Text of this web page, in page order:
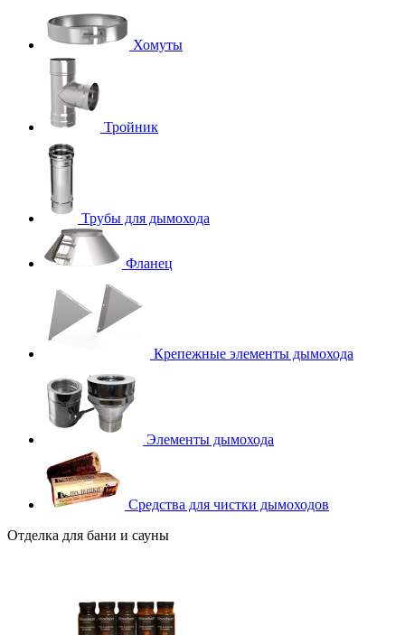
Хомуты
Тройник
Трубы для дымохода
Фланец
Крепежные элементы дымохода
Элементы дымохода
Средства для чистки дымоходов
Отделка для бани и сауны